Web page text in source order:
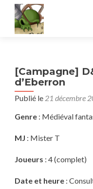
[Campagne]
d’Eberron
Publié le 21 décembre
Genre : Médiéval
MJ : Mister T
Joueurs : 4 (complet)
Date et heure :